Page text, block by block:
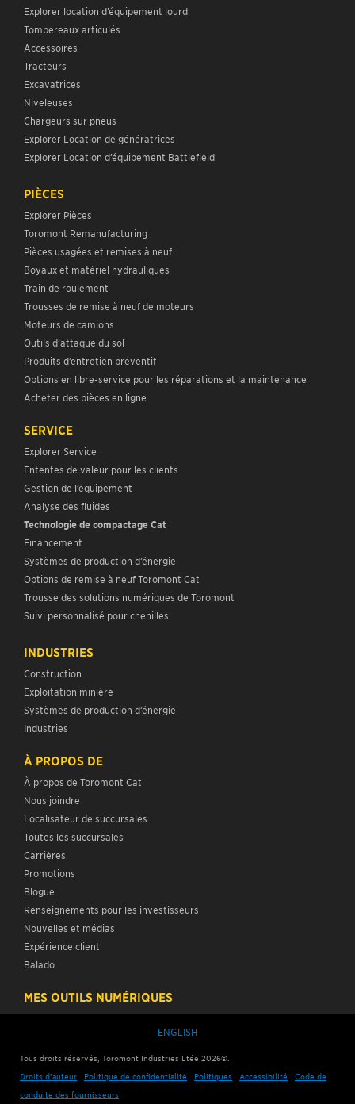
Explorer location d’équipement lourd
Tombereaux articulés
Accessoires
Tracteurs
Excavatrices
Niveleuses
Chargeurs sur pneus
Explorer Location de génératrices
Explorer Location d’équipement Battlefield
PIÈCES
Explorer Pièces
Toromont Remanufacturing
Pièces usagées et remises à neuf
Boyaux et matériel hydrauliques
Train de roulement
Trousses de remise à neuf de moteurs
Moteurs de camions
Outils d’attaque du sol
Produits d’entretien préventif
Options en libre-service pour les réparations et la maintenance
Acheter des pièces en ligne
SERVICE
Explorer Service
Ententes de valeur pour les clients
Gestion de l’équipement
Analyse des fluides
Technologie de compactage Cat
Financement
Systèmes de production d’énergie
Options de remise à neuf Toromont Cat
Trousse des solutions numériques de Toromont
Suivi personnalisé pour chenilles
INDUSTRIES
Construction
Exploitation minière
Systèmes de production d’énergie
Industries
À PROPOS DE
À propos de Toromont Cat
Nous joindre
Localisateur de succursales
Toutes les succursales
Carrières
Promotions
Blogue
Renseignements pour les investisseurs
Nouvelles et médias
Expérience client
Balado
MES OUTILS NUMÉRIQUES
ENGLISH
Tous droits réservés, Toromont Industries Ltée 2026©.
Droits d’auteur
Politique de confidentialité Politiques Accessibilité
Code de
conduite des fournisseurs